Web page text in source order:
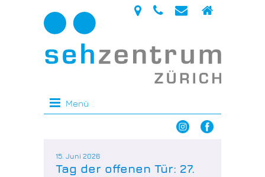
Menü
15. Juni 2026
Tag der offenen Tür: 27.